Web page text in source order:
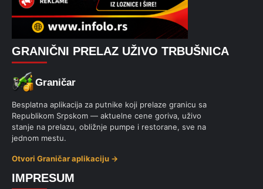
GRANIČNI PRELAZ UŽIVO TRBUŠNICA
Graničar
Besplatna aplikacija za putnike koji prelaze granicu sa
Republikom Srpskom — aktuelne cene goriva, uživo
stanje na prelazu, obližnje pumpe i restorane, sve na
jednom mestu.
Otvori Graničar aplikaciju →
IMPRESUM